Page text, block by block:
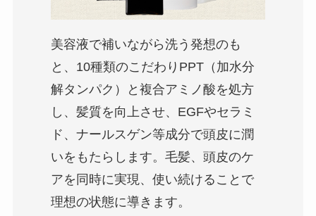
美容液で補いながら洗う発想のも
と、10種類のこだわりPPT（加水分
解タンパク）と複合アミノ酸を処方
し、髪質を向上させ、EGFやセラミ
ド、ナールスゲン等成分で頭皮に潤
いをもたらします。毛髪、頭皮のケ
アを同時に実現、使い続けることで
理想の状態に導きます。